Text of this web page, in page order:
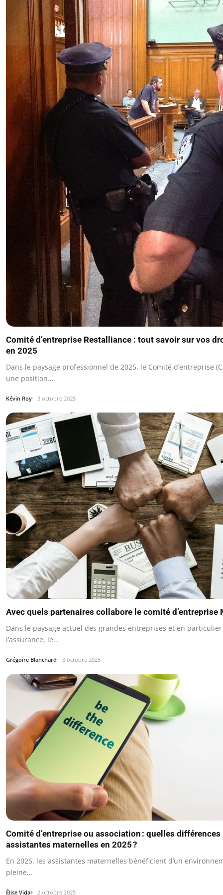
Comité d’entreprise Restalliance : tout savoir sur vos
en 2025
Dans le paysage professionnel de 2025, le Comité d’entreprise
une position…
Kévin Roy 3 octobre 2025
Avec quels partenaires collabore le comité d’entreprise
Dans le paysage actuel des grandes entreprises et en
l’assurance, le…
Grégoire Blanchard 3 octobre 2025
Comité d’entreprise ou association : quelles
assistantes maternelles en 2025 ?
En 2025, les assistantes maternelles bénéficient d’un
pleine…
Élise Vidal 2 octobre 2025